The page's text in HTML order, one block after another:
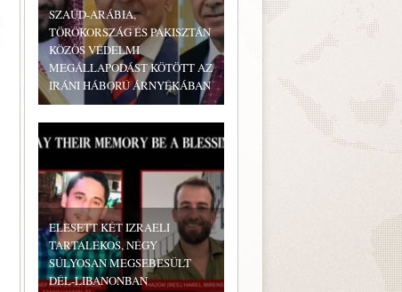
SZAÚD-ARÁBIA,
TÖRÖKORSZÁG ÉS PAKISZTÁN
KÖZÖS VÉDELMI
MEGÁLLAPODÁST KÖTÖTT AZ
IRÁNI HÁBORÚ ÁRNYÉKÁBAN
ELESETT KÉT IZRAELI
TARTALÉKOS, NÉGY
SÚLYOSAN MEGSEBESÜLT
DÉL-LIBANONBAN